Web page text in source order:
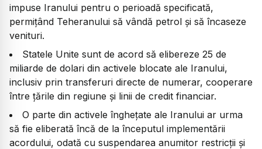
impuse Iranului pentru o perioadă specificată,
permițând Teheranului să vândă petrol și să încaseze
venituri.
Statele Unite sunt de acord să elibereze 25 de
miliarde de dolari din activele blocate ale Iranului,
inclusiv prin transferuri directe de numerar, cooperare
între țările din regiune și linii de credit financiar.
O parte din activele înghețate ale Iranului ar urma
să fie eliberată încă de la începutul implementării
acordului, odată cu suspendarea anumitor restricții și